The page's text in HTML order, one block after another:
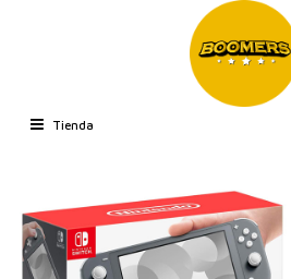
Tienda